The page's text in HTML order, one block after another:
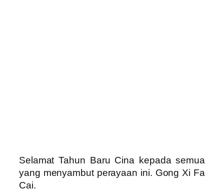
Selamat Tahun Baru Cina kepada semua
yang menyambut perayaan ini. Gong Xi Fa
Cai.